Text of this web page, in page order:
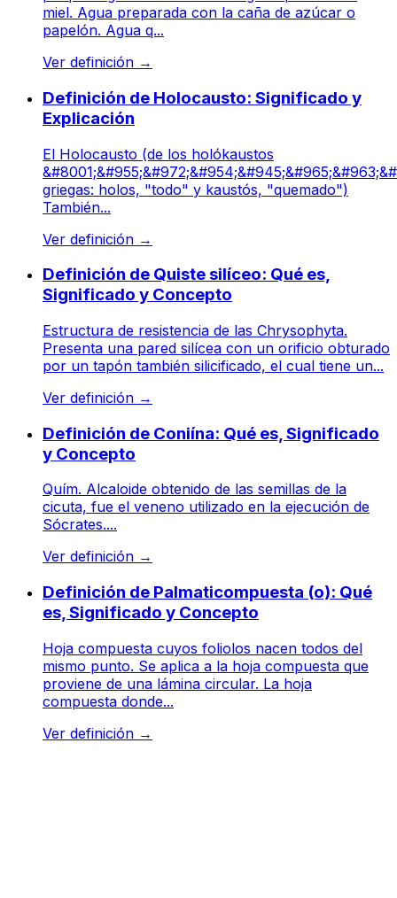
miel. Agua preparada con la caña de azúcar o
papelón. Agua q...
Ver definición →
Definición de Holocausto: Significado y
Explicación
El Holocausto (de los holókaustos
griegas: holos, "todo" y kaustós, "quemado")
También...
Ver definición →
Definición de Quiste silíceo: Qué es,
Significado y Concepto
Estructura de resistencia de las Chrysophyta.
Presenta una pared silícea con un orificio obturado
por un tapón también silicificado, el cual tiene un...
Ver definición →
Definición de Coniína: Qué es, Significado
y Concepto
Quím. Alcaloide obtenido de las semillas de la
cicuta, fue el veneno utilizado en la ejecución de
Sócrates....
Ver definición →
Definición de Palmaticompuesta (o): Qué
es, Significado y Concepto
Hoja compuesta cuyos foliolos nacen todos del
mismo punto. Se aplica a la hoja compuesta que
proviene de una lámina circular. La hoja
compuesta donde...
Ver definición →